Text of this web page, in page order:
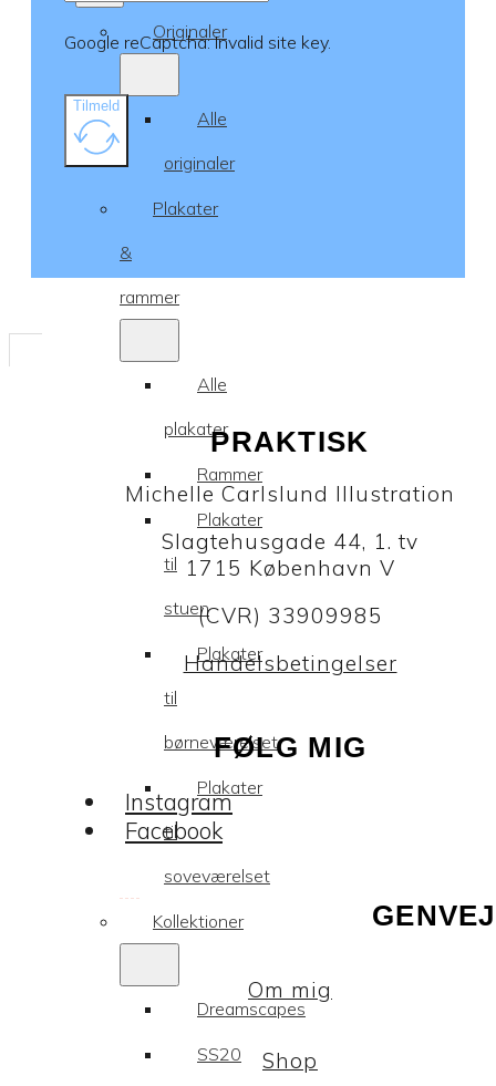
Originaler
Alle
originaler
Plakater
&
rammer
Alle
plakater
Rammer
Plakater
til
stuen
Plakater
til
børneværelset
Plakater
til
soveværelset
Kollektioner
Dreamscapes
SS20
Google reCaptcha: Invalid site key.
Tilmeld
PRAKTISK
Michelle Carlslund Illustration
Slagtehusgade 44, 1. tv
1715 København V
(CVR) 33909985
Handelsbetingelser
FØLG MIG
Instagram
Facebook
Om mig
Shop